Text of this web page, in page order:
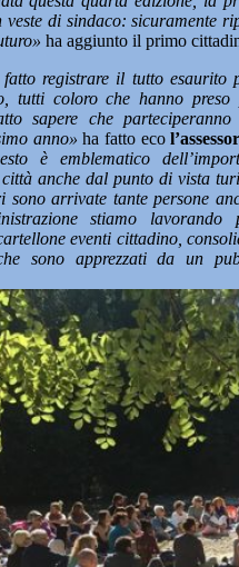
veste di sindaco: sicuramente
ha aggiunto il primo
fatto registrare il tutto esaurito
tutti coloro che hanno preso
sapere che parteciperanno
anno» ha fatto eco
è emblematico
anche dal punto di vista
sono arrivate tante persone
stiamo lavorando
eventi cittadino,
sono apprezzati da un